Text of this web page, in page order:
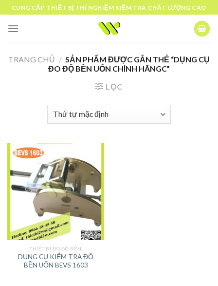
Skip
to
content
CUNG CẤP THIẾT BỊ THÍ NGHIỆM KIỂM TRA CHẤT LƯỢNG CAO
TRANG CHỦ / SẢN PHẨM ĐƯỢC GẮN THẺ “DỤNG CỤ
ĐO ĐỘ BỀN UỐN CHÍNH HÃNGC”
LỌC
THIẾT BỊ ĐO ĐỘ BỀN
DỤNG CỤ KIỂM TRA ĐỘ
BỀN UỐN BEVS 1603